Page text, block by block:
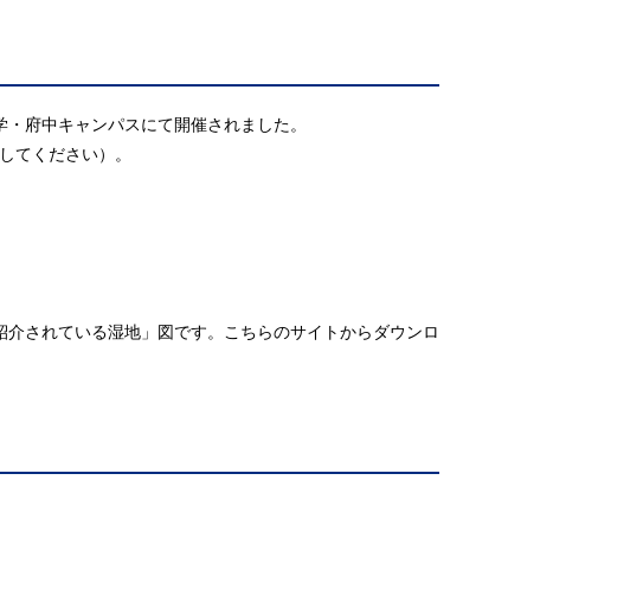
府中キャンパスにて開催されました。
てください）。
されている湿地」図です。こちらのサイトからダウンロ